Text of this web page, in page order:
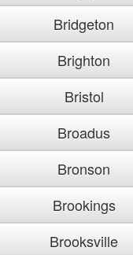
Bridgeton
Brighton
Bristol
Broadus
Bronson
Brookings
Brooksville